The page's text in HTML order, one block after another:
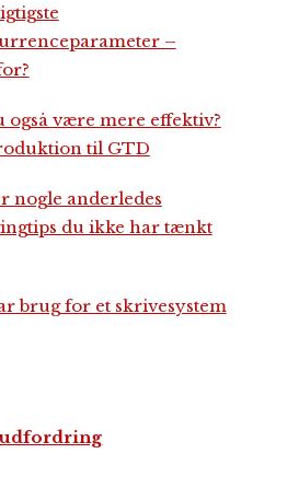
–
også være mere effektiv?
til GTD
nogle anderledes
du ikke har tænkt
brug for et skrivesystem